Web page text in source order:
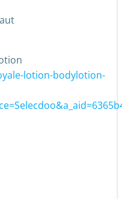
lotion-bodylotion-